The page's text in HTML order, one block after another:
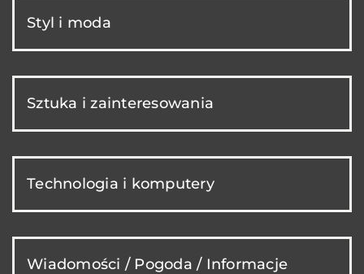
Styl i moda
Sztuka i zainteresowania
Technologia i komputery
Wiadomości / Pogoda / Informacje